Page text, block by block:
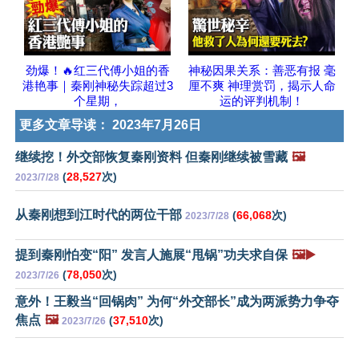
劲爆！🔥红三代傅小姐的香
港艳事｜秦刚神秘失踪超过3
个星期，
神秘因果关系：善恶有报 毫
厘不爽 神理赏罚，揭示人命
运的评判机制！
更多文章导读： 2023年7月26日
继续挖！外交部恢复秦刚资料 但秦刚继续被雪藏 🖼️
2023/7/28 (28,527次)
从秦刚想到江时代的两位干部 2023/7/28 (66,068次)
提到秦刚怕变“阳” 发言人施展“甩锅”功夫求自保 🖼️▶️
2023/7/26 (78,050次)
意外！王毅当“回锅肉” 为何“外交部长”成为两派势力争夺
焦点 🖼️ 2023/7/26 (37,510次)